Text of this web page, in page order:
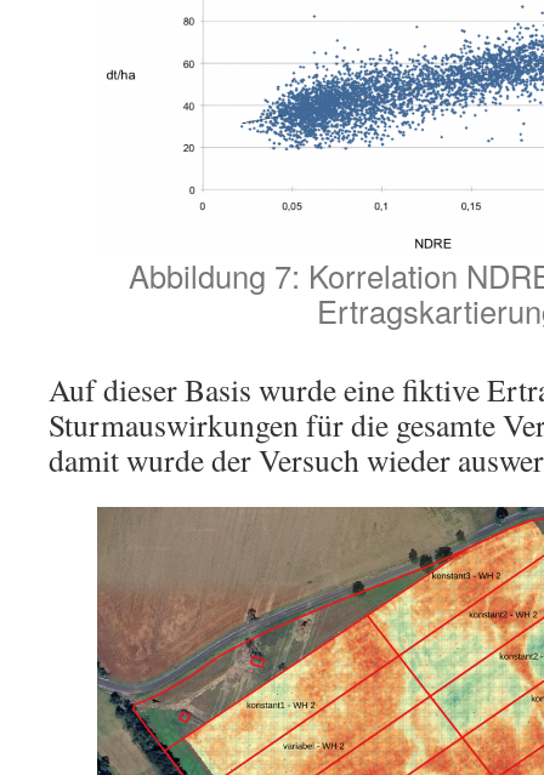
Abbildung 7: Korrelation
Auf dieser Basis wurde eine fiktive
Sturmauswirkungen für die gesamte
damit wurde der Versuch wieder